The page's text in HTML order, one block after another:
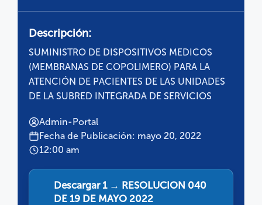
Descripción:
SUMINISTRO DE DISPOSITIVOS MEDICOS
(MEMBRANAS DE COPOLIMERO) PARA LA
ATENCIÓN DE PACIENTES DE LAS UNIDADES
DE LA SUBRED INTEGRADA DE SERVICIOS
Admin-Portal
Fecha de Publicación: mayo 20, 2022
12:00 am
Descargar 1 → RESOLUCION 040
DE 19 DE MAYO 2022